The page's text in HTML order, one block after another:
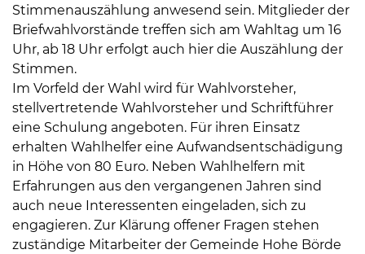
Stimmenauszählung anwesend sein. Mitglieder der
Briefwahlvorstände treffen sich am Wahltag um 16
Uhr, ab 18 Uhr erfolgt auch hier die Auszählung der
Stimmen.
Im Vorfeld der Wahl wird für Wahlvorsteher,
stellvertretende Wahlvorsteher und Schriftführer
eine Schulung angeboten. Für ihren Einsatz
erhalten Wahlhelfer eine Aufwandsentschädigung
in Höhe von 80 Euro. Neben Wahlhelfern mit
Erfahrungen aus den vergangenen Jahren sind
auch neue Interessenten eingeladen, sich zu
engagieren. Zur Klärung offener Fragen stehen
zuständige Mitarbeiter der Gemeinde Hohe Börde